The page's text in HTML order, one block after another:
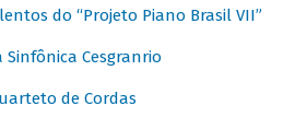
do “Projeto Piano Brasil VII”
Sinfônica Cesgranrio
de Cordas